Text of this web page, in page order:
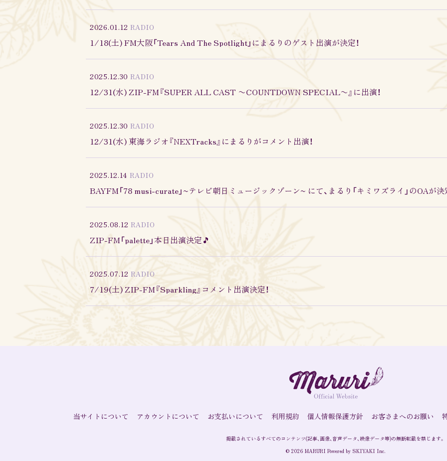
2026.01.12 RADIO
1/18(土) FM大阪「Tears And The Spotlight」にまるりのゲスト出演が決定！
2025.12.30 RADIO
12/31(水) ZIP-FM『SUPER ALL CAST 〜COUNTDOWN SPECIAL〜』に出演！
2025.12.30 RADIO
12/31(水) 東海ラジオ『NEXTracks』にまるりがコメント出演！
2025.12.14 RADIO
BAYFM「78 musi-curate」~テレビ朝日ミュージックゾーン~ にて、まるり「キミワズライ」のOAが決
2025.08.12 RADIO
ZIP-FM「palette」本日出演決定🎵
2025.07.12 RADIO
7/19(土) ZIP-FM『Sparkling』コメント出演決定！
MARURI OFFICIAL
FANCLUB「MARURISTA」
当サイトについて アカウントについて お支払いについて 利用規約 個人情報保護方針 お客さまへのお願い
掲載されているすべてのコンテンツ(記事、画像、音声データ、映像データ等)の無断転載を禁じます。
© 2026 MARURI Powered by SKIYAKI Inc.